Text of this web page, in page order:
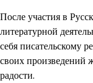
После участия в
литературной
себя писательскому
своих произведений
радости.